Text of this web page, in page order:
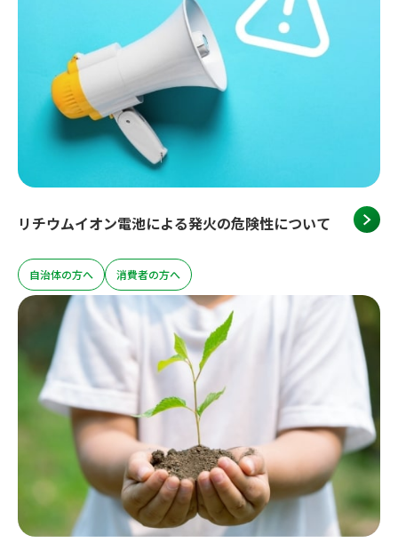
リチウムイオン電池による発火の危険性について
自治体の方へ 消費者の方へ